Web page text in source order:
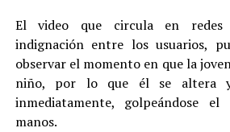
El video que circula en redes
indignación entre los usuarios,
observar el momento en que la
niño, por lo que él se altera
inmediatamente, golpeándose
manos.